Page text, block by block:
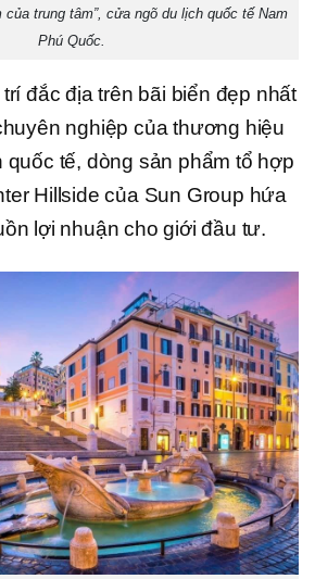
của trung tâm”, cửa ngõ du lịch quốc tế Nam
Phú Quốc.
đắc địa trên bãi biển đẹp nhất
nghiệp của thương hiệu
quốc tế, dòng sản phẩm tổ hợp
Hillside của Sun Group hứa
lợi nhuận cho giới đầu tư.